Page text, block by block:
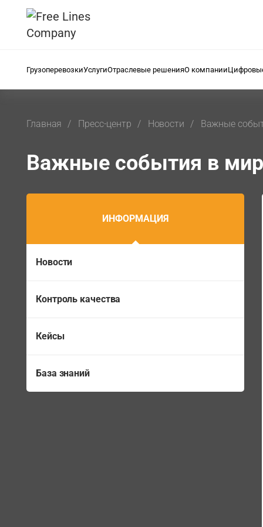
ГрузоперевозкиУслугиОтраслевые решенияО компании
Главная Пресс-центр Новости Важные
Важные события в
ИНФОРМАЦИЯ
Новости
Контроль качества
Кейсы
База знаний